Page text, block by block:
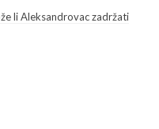
li Aleksandrovac zadržati